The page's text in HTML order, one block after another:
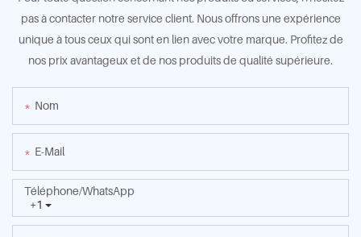
pas à contacter notre service client. Nous offrons une expérience
unique à tous ceux qui sont en lien avec votre marque. Profitez de
nos prix avantageux et de nos produits de qualité supérieure.
Nom
E-Mail
+1
Téléphone/WhatsApp